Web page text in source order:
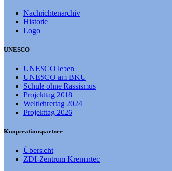
Nachrichtenarchiv
Historie
Logo
UNESCO
UNESCO leben
UNESCO am BKU
Schule ohne Rassismus
Projekttag 2018
Weltlehrertag 2024
Projekttag 2026
Kooperationspartner
Übersicht
ZDI-Zentrum Kremintec